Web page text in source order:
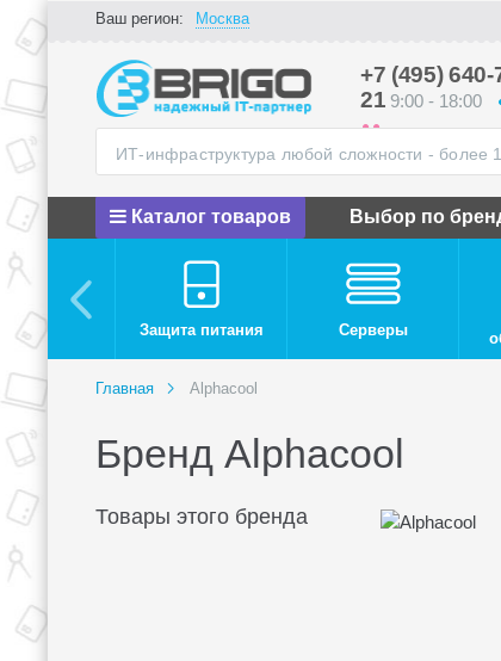
Ваш регион: Москва
+7 (495) 640-
21 9:00 - 18:00
Каталог товаров Выбор по
Защита питания Серверы
Главная Alphacool
Бренд Alphacool
Товары этого бренда